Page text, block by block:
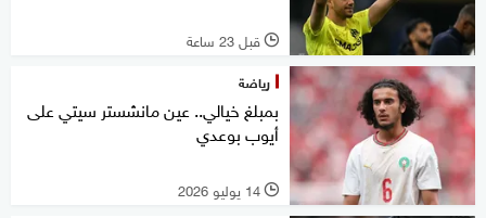
l قبل 23 ساعة
رياضة
بمبلغ خيالي.. عين مانشستر سيتي على
أيوب بوعدي
l 14 يوليو 2026